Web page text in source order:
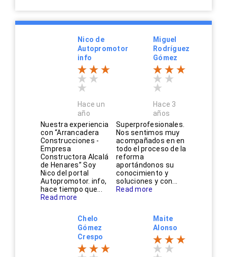
Nico de
Autopromotor
info
Hace un
año
Nuestra experiencia
con “Arrancadera
Construcciones -
Empresa
Constructora Alcalá
de Henares” Soy
Nico del portal
Autopromotor. info,
hace tiempo que...
Read more
Miguel
Rodríguez
Gómez
Hace 3
años
Superprofesionales.
Nos sentimos muy
acompañados en en
todo el proceso de la
reforma
aportándonos su
conocimiento y
soluciones y con...
Read more
Chelo
Gómez
Crespo
Maite
Alonso